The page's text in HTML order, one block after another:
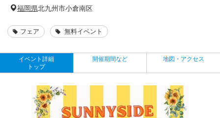
福岡県北九州市小倉南区
フェア 無料イベント
イベント詳細
トップ
開催期間など 地図・アクセス